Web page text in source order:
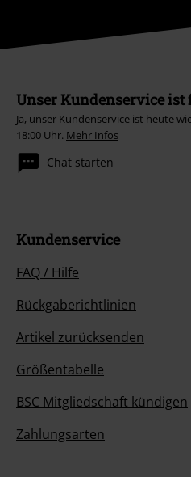
Unser Kundenservice ist
Ja, unser Kundenservice ist heute
18:00 Uhr. Mehr Infos
Chat starten
Kundenservice
FAQ / Hilfe
Rückgaberichtlinien
Artikel zurücksenden
Größentabelle
BSC Mitgliedschaft kündigen
Zahlungsarten